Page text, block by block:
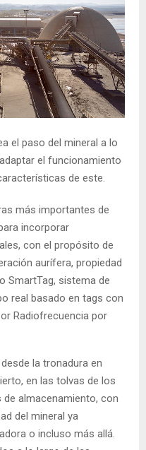
el paso del mineral a lo
el funcionamiento
de este.
más importantes de
incorporar
con el propósito de
aurífera, propiedad
SmartTag, sistema de
real basado en tags con
Radiofrecuencia por
la tronadura en
en las tolvas de los
almacenamiento, con
del mineral ya
o incluso más allá.